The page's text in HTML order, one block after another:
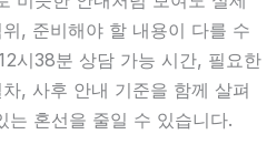
, 준비해야 할 내용이 다를 수
시38분 상담 가능 시간, 필요한
, 사후 안내 기준을 함께 살펴
는 혼선을 줄일 수 있습니다.